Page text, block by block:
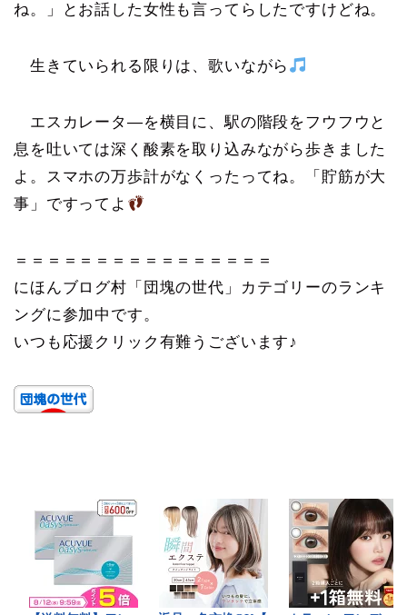
ね。」とお話した女性も言ってらしたですけどね。
生きていられる限りは、歌いながら
エスカレータ―を横目に、駅の階段をフウフウと
息を吐いては深く酸素を取り込みながら歩きました
よ。スマホの万歩計がなくったってね。「貯筋が大
事」ですってよ
＝＝＝＝＝＝＝＝＝＝＝＝＝＝＝＝
にほんブログ村「団塊の世代」カテゴリーのランキ
ングに参加中です。
いつも応援クリック有難うございます♪